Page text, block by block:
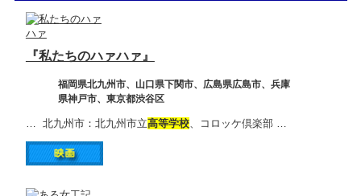
『私たちのハァハァ』
福岡県北九州市、山口県下関市、広島県広島市、兵庫
県神戸市、東京都渋谷区
… 北九州市：北九州市立高等学校、コロッケ倶楽部 …